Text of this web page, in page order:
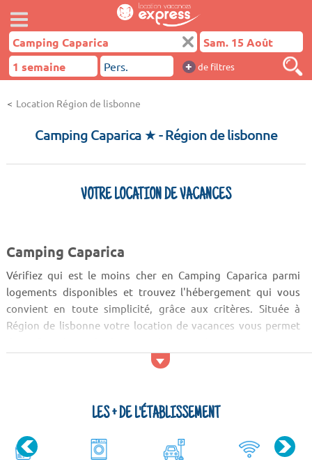
+ de filtres
Location Région de lisbonne
Camping Caparica ★- Région de lisbonne
VOTRE LOCATION DE VACANCES
Camping Caparica
Vérifiez qui est le moins cher en Camping Caparica parmi
logements disponibles et trouvez l'hébergement qui vous
convient en toute simplicité, grâce aux critères. Située à
Région de lisbonne votre location de vacances vous permet
et de varier les plaisirs des vacancesVotre appartement est
LES + DE L'ÉTABLISSEMENT